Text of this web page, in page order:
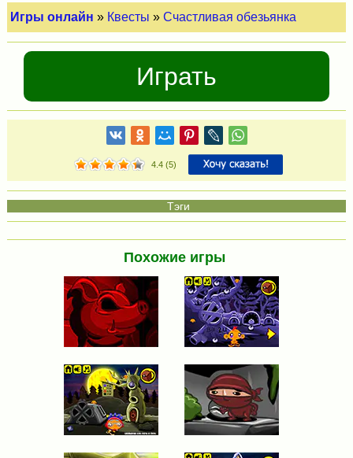
Игры онлайн » Квесты »Счастливая обезьянка
Играть
4.4(5)
Похожие игры